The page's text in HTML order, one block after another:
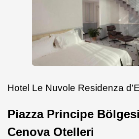
Hotel Le Nuvole Residenza
Piazza Principe
Cenova Otelleri